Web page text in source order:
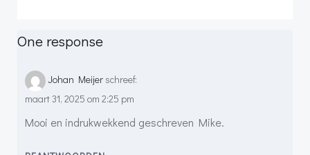
One response
Johan Meijer schreef:
maart 31, 2025 om 2:25 pm
Mooi en indrukwekkend geschreven Mike.